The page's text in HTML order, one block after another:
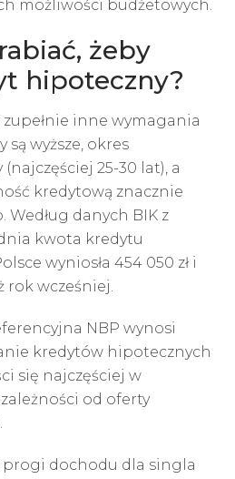
możliwości budżetowych.
żeby
hipoteczny?
inne wymagania
są wyższe, okres
25-30 lat), a
kredytową znacznie
Według danych BIK z
kwota kredytu
wyniosła 454 050 zł i
rok wcześniej.
NBP wynosi
kredytów hipotecznych
się najczęściej w
zależności od oferty
dochodu dla singla